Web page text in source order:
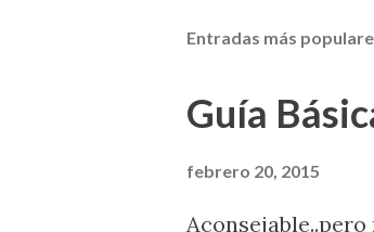
Entradas más
Guía
febrero 20, 2015